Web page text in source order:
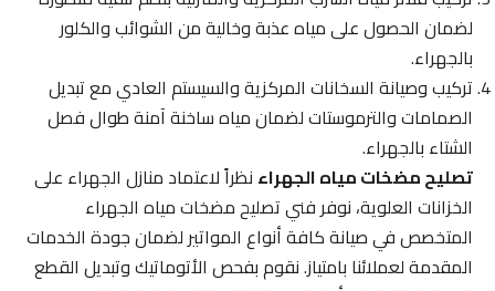
لضمان الحصول على مياه عذبة وخالية من الشوائب والكلور
بالجهراء.
تركيب وصيانة السخانات المركزية والسيستم العادي مع تبديل
الصمامات والترموستات لضمان مياه ساخنة آمنة طوال فصل
الشتاء بالجهراء.
تصليح مضخات مياه الجهراءنظراً لاعتماد منازل الجهراء على
الخزانات العلوية، نوفر فني تصليح مضخات مياه الجهراء
المتخصص في صيانة كافة أنواع المواتير لضمان جودة الخدمات
المقدمة لعملائنا بامتياز. نقوم بفحص الأتوماتيك وتبديل القطع